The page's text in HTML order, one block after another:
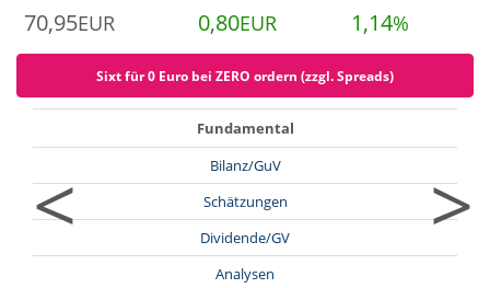
70,95EUR 0,80EUR 1,14%
Sixt für 0 Euro bei ZERO ordern (zzgl. Spreads)
<
Fundamental
Bilanz/GuV
Schätzungen
Dividende/GV
Analysen
>